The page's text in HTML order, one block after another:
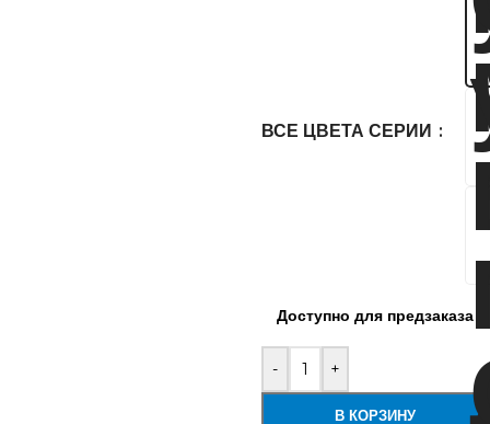
ВСЕ ЦВЕТА СЕРИИ
Доступно для предзаказа
- +
В КОРЗИНУ